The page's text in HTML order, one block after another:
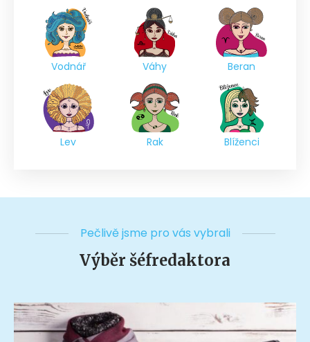
Vodnář Váhy Beran
Lev Rak Blíženci
Pečlivě jsme pro vás vybrali
Výběr šéfredaktora